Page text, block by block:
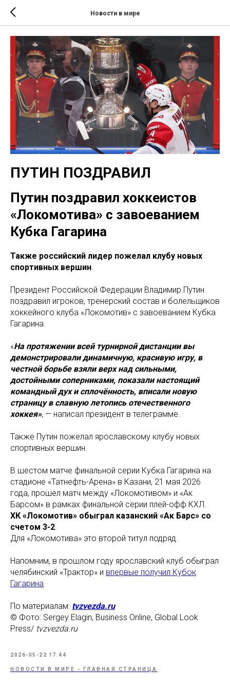
Новости в мире
ПУТИН ПОЗДРАВИЛ
Путин поздравил хоккеистов
«Локомотива» с завоеванием
Кубка Гагарина
Также российский лидер пожелал клубу новых
спортивных вершин
Президент Российской Федерации Владимир Путин
поздравил игроков, тренерский состав и болельщиков
хоккейного клуба «Локомотив» с завоеванием Кубка
Гагарина.
«На протяжении всей турнирной дистанции вы
демонстрировали динамичную, красивую игру, в
честной борьбе взяли верх над сильными,
достойными соперниками, показали настоящий
командный дух и сплочённость, вписали новую
страницу в славную летопись отечественного
хоккея», — написал президент в телеграмме.
Также Путин пожелал ярославскому клубу новых
спортивных вершин.
В шестом матче финальной серии Кубка Гагарина на
стадионе «Татнефть-Арена» в Казани, 21 мая 2026
года, прошел матч между «Локомотивом» и «Ак
Барсом» в рамках финальной серии плей-офф КХЛ.
ХК «Локомотив» обыграл казанский «Ак Барс» со
счетом 3-2
Для «Локомотива» это второй титул подряд.
Напомним, в прошлом году ярославский клуб обыграл
челябинский «Трактор» и впервые получил Кубок
Гагарина
По материалам: tvzvezda.ru
© Фото: Sergey Elagin, Business Online, Global Look
Press/ tvzvezda.ru
2026-05-22 17:44
НОВОСТИ В МИРЕ - ГЛАВНАЯ СТРАНИЦА